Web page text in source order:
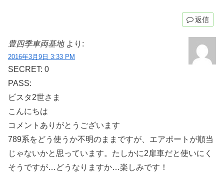
返信
豊四季車両基地 より:
2016年3月9日 3:33 PM
SECRET: 0
PASS:
ビスタ2世さま
こんにちは
コメントありがとうございます
789系をどう使うか不明のままですが、エアポートが順当
じゃないかと思っています。たしかに2扉車だと使いにく
そうですが…どうなりますか…楽しみです！